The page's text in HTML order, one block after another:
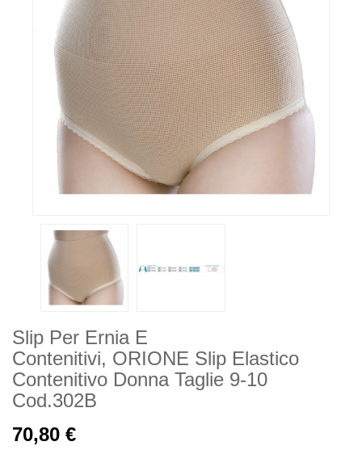
Slip Per Ernia E
Contenitivi, ORIONE Slip Elastico
Contenitivo Donna Taglie 9-10
Cod.302B
70,80 €